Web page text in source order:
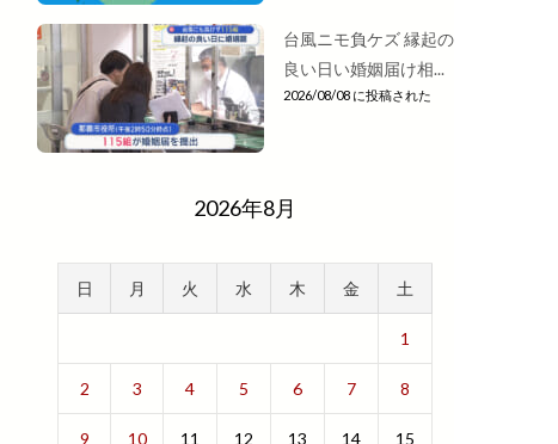
台風ニモ負ケズ 縁起の
良い日い婚姻届け相...
2026/08/08 に投稿された
2026年8月
日 月 火 水 木 金 土
1
2 3 4 5 6 7 8
9 10 11 12 13 14 15